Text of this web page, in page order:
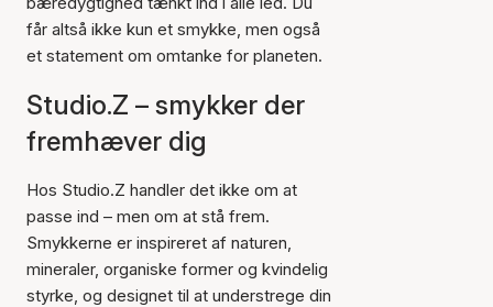
får altså ikke kun et smykke, men også
et statement om omtanke for planeten.
Studio.Z – smykker der
fremhæver dig
Hos Studio.Z handler det ikke om at
passe ind – men om at stå frem.
Smykkerne er inspireret af naturen,
mineraler, organiske former og kvindelig
styrke, og designet til at understrege din